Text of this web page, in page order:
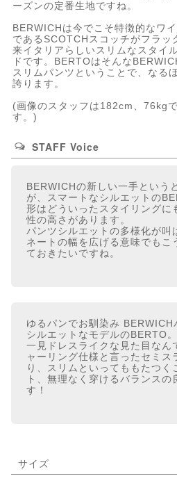
ーズンの定番生地ですね。
BERWICHは今でこそ特徴的なワ
であるSCOTCHスコッチがフラッ
来イタリアらしいスリムなスタイ
ドです。BERTOはそんな
スリムパンツということで、なる
誇ります。
(画像のスタッフは182cm、76kg
す。)
STAFF Voice
BERWICHの新しい一手という
が、スマートなシルエットの
形はどういったスタイリングに
性の高さがあります。
パンツシルエットの多様化が叫
ネートの幅を広げる意味でもこ
ておきたいですね。
ゆるパンでお馴染み BERWICH
シルエットなモデルのBERTO。
一見ドレスライクな見た目なん
ャーリング仕様と言ったセミス
り、スリムといってももたつく
ト、無理なく穿けるバランスの
す！
サイズ